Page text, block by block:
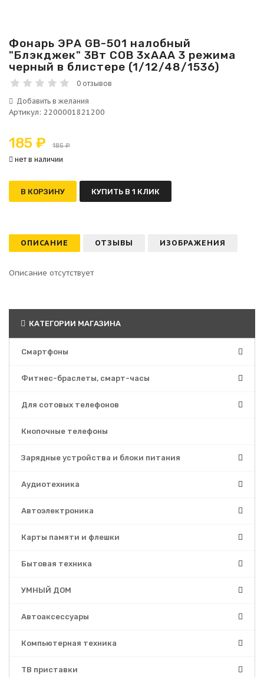
Фонарь ЭРА GB-501 налобный
"Блэкджек" 3Вт COB 3хААА 3 режима
черный в блистере (1/12/48/1536)
0 отзывов
Артикул: 2200001821200
185 ₽ 185 ₽
нет в наличии
В КОРЗИНУ КУПИТЬ В 1 КЛИК
ОПИСАНИЕ ОТЗЫВЫ ИЗОБРАЖЕНИЯ
Описание отсутствует
КАТЕГОРИИ МАГАЗИНА
Смартфоны
Фитнес-браслеты, смарт-часы
Для сотовых телефонов
Кнопочные телефоны
Зарядные устройства и блоки питания
Аудиотехника
Автоэлектроника
Карты памяти и флешки
Бытовая техника
УМНЫЙ ДОМ
Автоаксессуары
Компьютерная техника
ТВ приставки